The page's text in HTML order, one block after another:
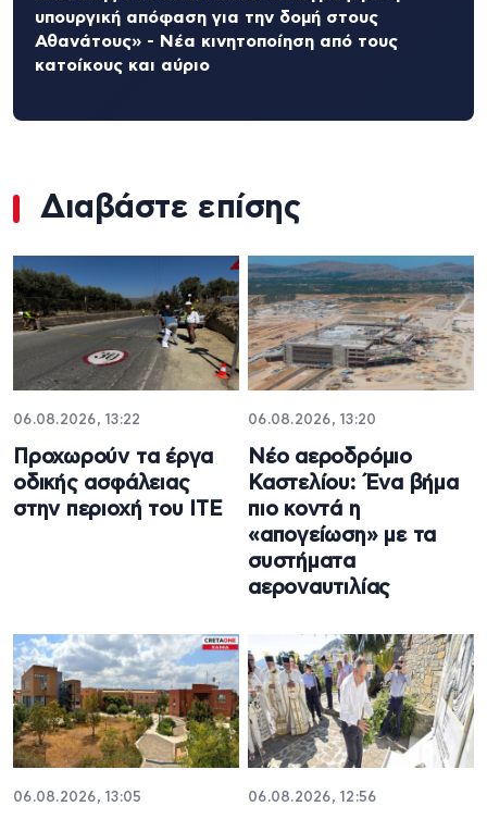
υπουργική απόφαση για την δομή στους
Αθανάτους» - Νέα κινητοποίηση από τους
κατοίκους και αύριο
Διαβάστε επίσης
06.08.2026, 13:22
Προχωρούν τα έργα
οδικής ασφάλειας
στην περιοχή του ΙΤΕ
06.08.2026, 13:20
Νέο αεροδρόμιο
Καστελίου: Ένα βήμα
πιο κοντά η
«απογείωση» με τα
συστήματα
αεροναυτιλίας
06.08.2026, 13:05 06.08.2026, 12:56